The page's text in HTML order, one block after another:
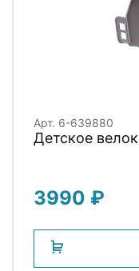
Арт. 6-639880
Детское
3990 ₽